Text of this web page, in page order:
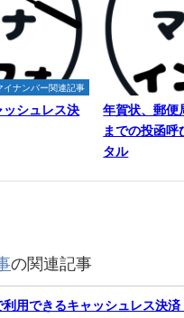
イナンバー関連記事
ッシュレス決
年賀状、郵便
までの投函
タル
の関連記事
利用できるキャッシュレス決済